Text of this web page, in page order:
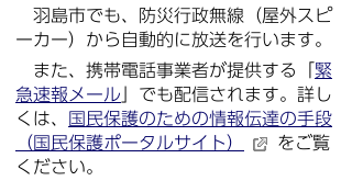
羽島市でも、防災行政無線（屋外スピ
ーカー）から自動的に放送を行います。
また、携帯電話事業者が提供する「 緊
急速報メール 」でも配信されます。詳し
くは、
国民保護のための情報伝達の手段
（国民保護ポータルサイト）
をご覧
ください。